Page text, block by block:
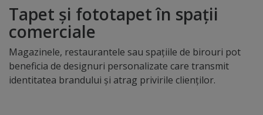
Tapet și fototapet în spații
comerciale
Magazinele, restaurantele sau spațiile de birouri pot
beneficia de designuri personalizate care transmit
identitatea brandului și atrag privirile clienților.